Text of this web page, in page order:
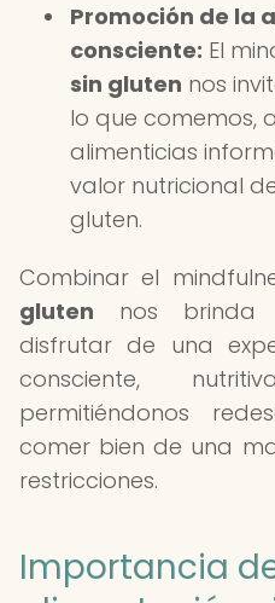
Promoción de la
consciente: El
sin gluten nos
lo que comemos,
alimenticias
valor nutricional
gluten.
Combinar el
gluten nos brinda
disfrutar de una
consciente,
permitiéndonos
comer bien de una
restricciones.
Importancia